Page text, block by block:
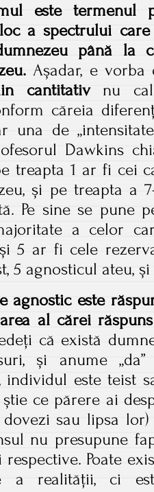
este termenul
a spectrului
până la
Așadar, e
cantitativnu
căreia
una de
Dawkins
treapta 1 ar fi cei
și pe treapta a
Pe sine se pune
a celor
5 ar fi cele
5 agnosticul ateu,
agnostic este
al cărei răspuns
că există
și anume
individul este teist
ce părere ai
sau lipsa
nu presupune
Poate
a realității, ci